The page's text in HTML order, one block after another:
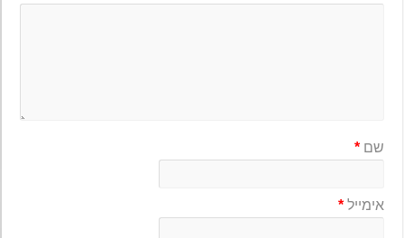
שם*
אימייל*